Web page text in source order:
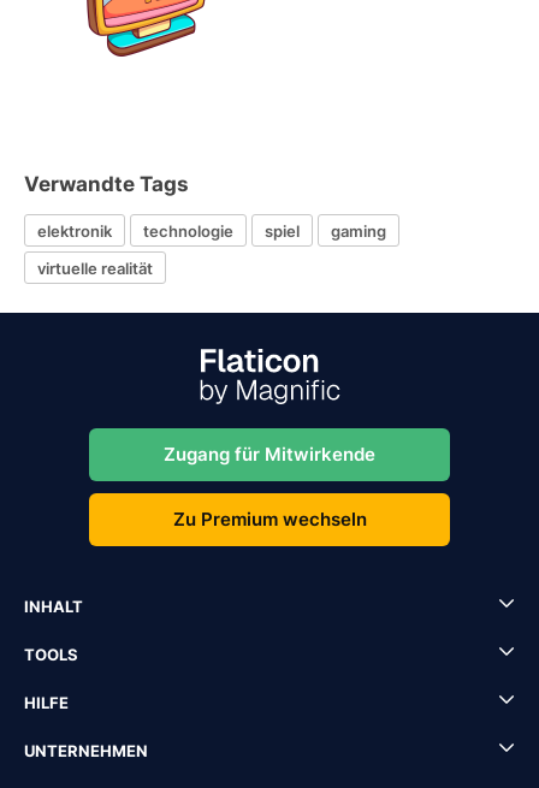
Verwandte Tags
elektronik technologie spiel
gaming
virtuelle realität
Zugang für Mitwirkende
Zu Premium wechseln
INHALT
TOOLS
HILFE
UNTERNEHMEN